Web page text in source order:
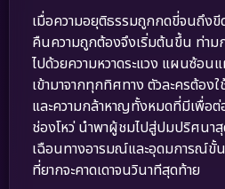
เมื่อความอยุติธรรมถูกกดขี่จนถึง
คืนความถูกต้องจึงเริ่มต้นขึ้น ท่าม
ไปด้วยความหวาดระแวง แผนซ้อ
เข้ามาจากทุกทิศทาง ตัวละครต้อง
และความกล้าหาญทั้งหมดที่มีเพื่อต่
ช่องโหว่ นำพาผู้ชมไปสู่ปมปริศนา
เฉือนทางอารมณ์และอุดมการณ์ขั้
ที่ยากจะคาดเดาจนวินาทีสุดท้าย